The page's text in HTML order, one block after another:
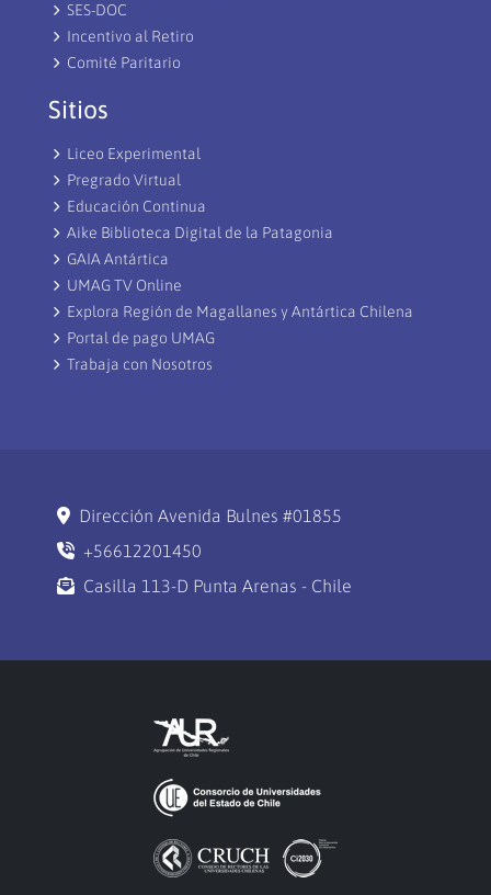
SES-DOC
Incentivo al Retiro
Comité Paritario
Sitios
Liceo Experimental
Pregrado Virtual
Educación Continua
Aike Biblioteca Digital de la Patagonia
GAIA Antártica
UMAG TV Online
Explora Región de Magallanes y Antártica Chilena
Portal de pago UMAG
Trabaja con Nosotros
Dirección Avenida Bulnes #01855
+56612201450
Casilla 113-D Punta Arenas - Chile